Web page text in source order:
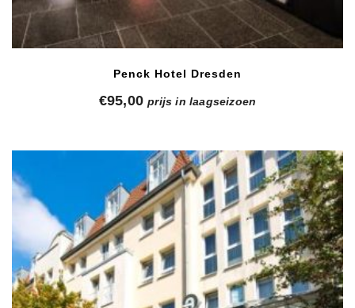
Penck Hotel Dresden
€95,00 prijs in laagseizoen